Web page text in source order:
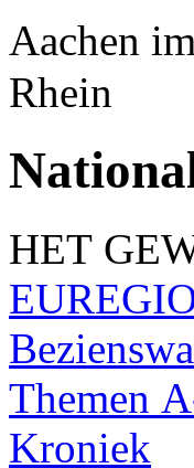
Aachen
Rhein
HET
Themen
Kroniek